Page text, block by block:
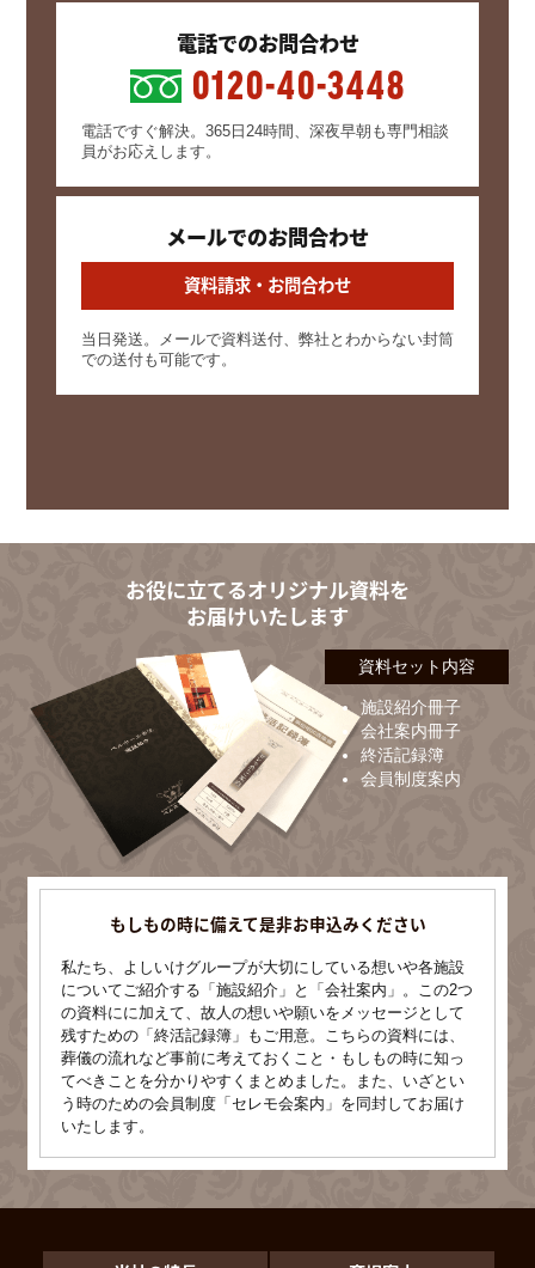
電話でのお問合わせ
0120-40-3448
電話ですぐ解決。365日24時間、深夜早朝も専門相談
員がお応えします。
メールでのお問合わせ
資料請求・お問合わせ
当日発送。メールで資料送付、弊社とわからない封筒
での送付も可能です。
お役に立てるオリジナル資料を
お届けいたします
資料セット内容
施設紹介冊子
会社案内冊子
終活記録簿
会員制度案内
もしもの時に備えて是非お申込みください
私たち、よしいけグループが大切にしている想いや各施設
についてご紹介する「施設紹介」と「会社案内」。この2つ
の資料にに加えて、故人の想いや願いをメッセージとして
残すための「終活記録簿」もご用意。こちらの資料には、
葬儀の流れなど事前に考えておくこと・もしもの時に知っ
てべきことを分かりやすくまとめました。また、いざとい
う時のための会員制度「セレモ会案内」を同封してお届け
いたします。